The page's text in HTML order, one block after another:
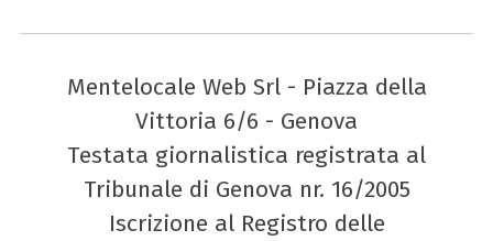
Mentelocale Web Srl - Piazza della
Vittoria 6/6 - Genova
Testata giornalistica registrata al
Tribunale di Genova nr. 16/2005
Iscrizione al Registro delle